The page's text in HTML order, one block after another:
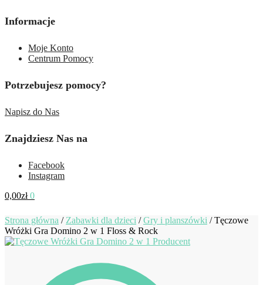
Informacje
Moje Konto
Centrum Pomocy
Potrzebujesz pomocy?
Napisz do Nas
Znajdziesz Nas na
Facebook
Instagram
0,00zł 0
Strona główna / Zabawki dla dzieci /Gry i planszówki /Tęczowe
Wróżki Gra Domino 2 w 1 Floss & Rock